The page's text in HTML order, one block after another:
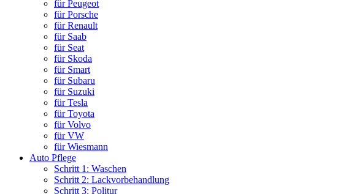
für Peugeot
für Porsche
für Renault
für Saab
für Seat
für Skoda
für Smart
für Subaru
für Suzuki
für Tesla
für Toyota
für Volvo
für VW
für Wiesmann
Auto Pflege
Schritt 1: Waschen
Schritt 2: Lackvorbehandlung
Schritt 3: Politur